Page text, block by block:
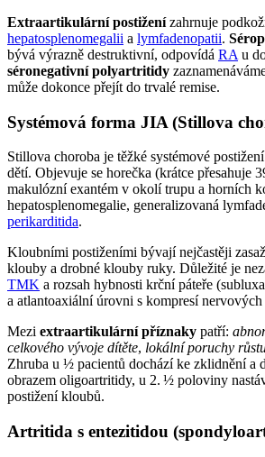
Extraartikulární postiženízahrnuje
hepatosplenomegalii a lymfadenopatii.
bývá výrazně destruktivní, odpovídá RA u
séronegativní polyartritidy
může dokonce přejít do trvalé remise.
Systémová forma JIA (Stillova
Stillova choroba je těžké systémové
dětí. Objevuje se horečka (krátce přesahuje
makulózní exantém v okolí trupu a horních
hepatosplenomegalie, generalizovaná
perikarditida.
Kloubními postiženími bývají nejčastěji
klouby a drobné klouby ruky. Důležité je
TMK a rozsah hybnosti krční páteře
a atlantoaxiální úrovni s kompresí
Mezi extraartikulární příznaky patří:
celkového vývoje dítěte, lokální poruchy
Zhruba u ½ pacientů dochází ke zklidnění a
obrazem oligoartritidy, u 2. ½ poloviny
postižení kloubů.
Artritida s entezitidou